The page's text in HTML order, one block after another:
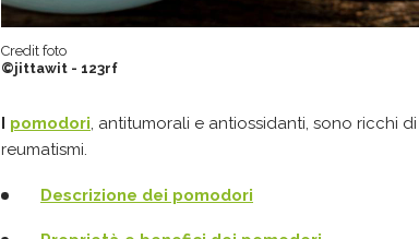
Credit foto
©jittawit - 123rf
I pomodori, antitumorali e antiossidanti, sono ricchi
reumatismi.
Descrizione dei pomodori